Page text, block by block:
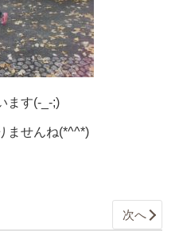
ます(-_-;)
ませんね(*^^*)
次へ